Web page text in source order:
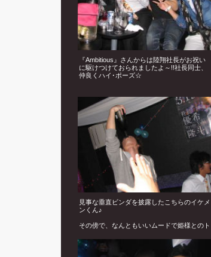
『Ambitious』さんからは陸翔社長がお祝い
に駆けつけておられましたよ～!!社長同士、
仲良くハイ･ポーズ☆
見事な垂直ビンダを披露したこちらのイケメ
ンくん♪
その傍で、なんともいいムードで姫様とのト
を大切にされる隆斗社長、素敵です!!☆